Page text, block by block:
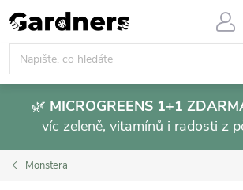
Přejít
na
obsah
🌿 MICROGREENS 1+1
víc zeleně, vitamínů i radosti z
Monstera